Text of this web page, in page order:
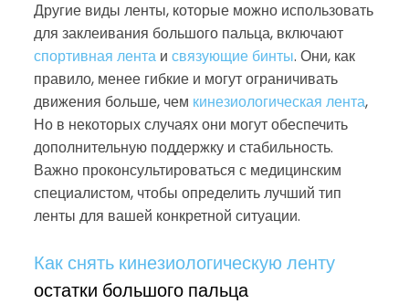
Другие виды ленты, которые можно использовать
для заклеивания большого пальца, включают
спортивная лентаи связующие бинты. Они, как
правило, менее гибкие и могут ограничивать
движения больше, чем кинезиологическая лента,
Но в некоторых случаях они могут обеспечить
дополнительную поддержку и стабильность.
Важно проконсультироваться с медицинским
специалистом, чтобы определить лучший тип
ленты для вашей конкретной ситуации.
Как снять кинезиологическую ленту
остатки большого пальца